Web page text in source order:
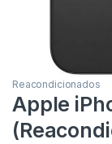
Reacondicionados
Apple